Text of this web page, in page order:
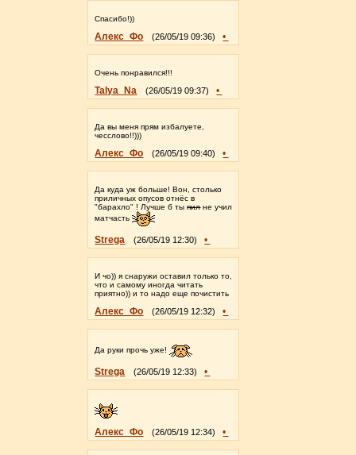
Спасибо!))
Алекс_Фо (26/05/19 09:36) •
Очень понравился!!!
Talya_Na (26/05/19 09:37) •
Да вы меня прям избалуете,
чесслово!!)))
Алекс_Фо (26/05/19 09:40) •
Да куда уж больше! Вон, столько
приличных опусов отнёс в
"барахло" ! Лучше б тыпилне учил
матчасть
Strega (26/05/19 12:30) •
И чо)) я снаружи оставил только то,
что и самому иногда читать
приятно)) и то надо еще почистить
Алекс_Фо (26/05/19 12:32) •
Да руки прочь уже!
Strega (26/05/19 12:33) •
Алекс_Фо (26/05/19 12:34) •